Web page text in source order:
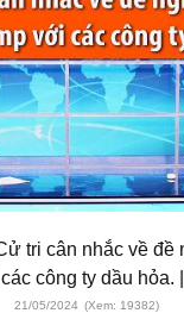
tri cân nhắc về đề
công ty dầu hỏa.
21/05/2024 (Xem: 19382)